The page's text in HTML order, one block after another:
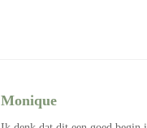
Monique